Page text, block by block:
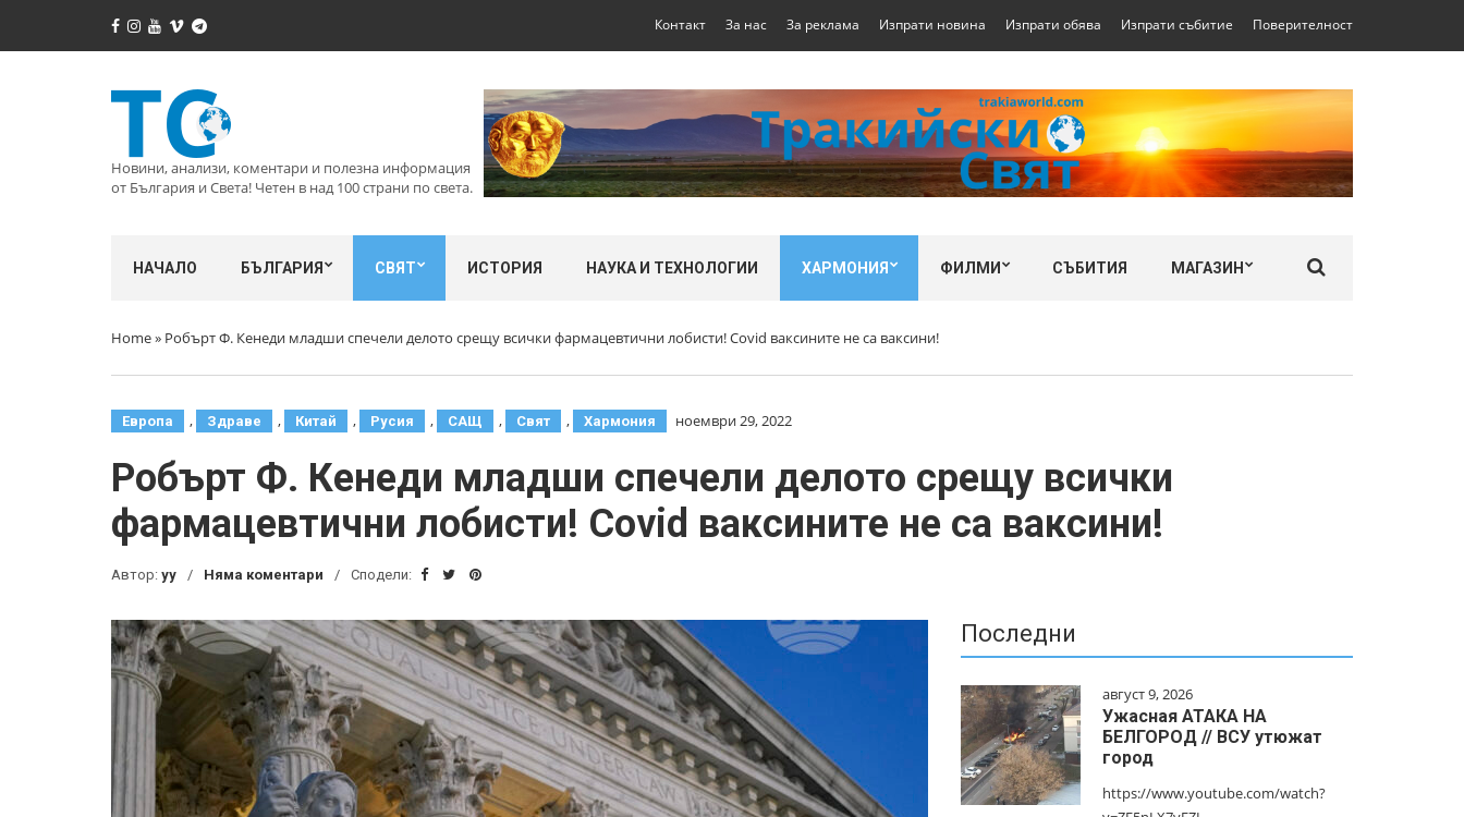
Контакт За нас За реклама Изпрати новина Изпрати обява Изпрати събитие Поверителност
Новини, анализи, коментари и полезна информация
от България и Света! Четен в над 100 страни по света.
НАЧАЛО БЪЛГАРИЯ СВЯТ ИСТОРИЯ НАУКА И ТЕХНОЛОГИИ ХАРМОНИЯ ФИЛМИ СЪБИТИЯ МАГАЗИН
Home» Робърт Ф. Кенеди младши спечели делото срещу всички фармацевтични лобисти! Covid ваксините не са ваксини!
Европа , Здраве , Китай , Русия , САЩ , Свят , Хармония ноември 29, 2022
Робърт Ф. Кенеди младши спечели делото срещу всички
фармацевтични лобисти! Covid ваксините не са ваксини!
Автор: yy Няма коментари Сподели:
Последни
август 9, 2026
Ужасная АТАКА НА
БЕЛГОРОД // ВСУ утюжат
город
https://www.youtube.com/watch?